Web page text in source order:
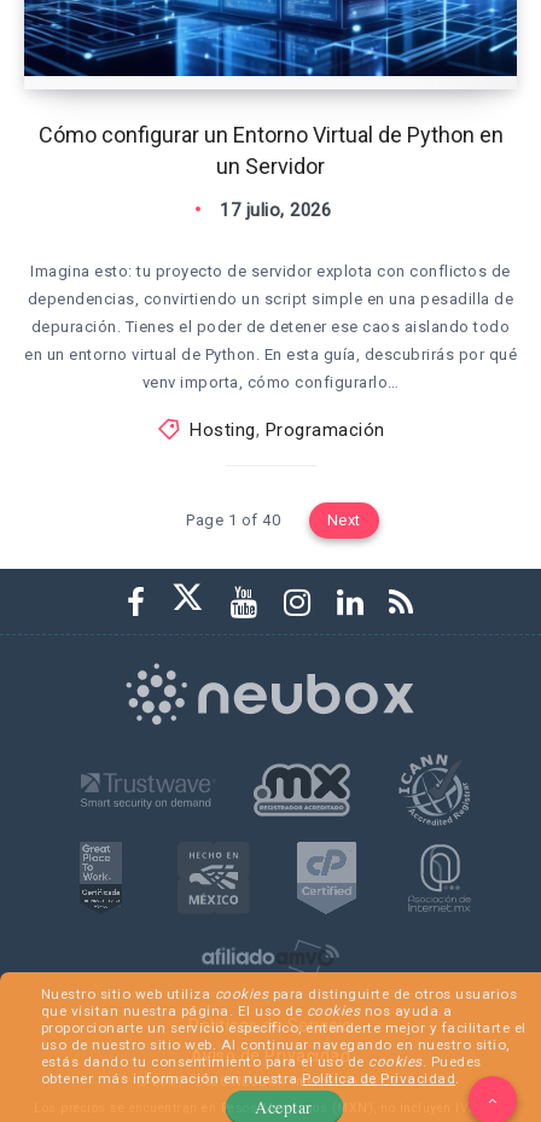
Cómo configurar un Entorno Virtual de Python en
un Servidor
17 julio, 2026
Imagina esto: tu proyecto de servidor explota con conflictos de
dependencias, convirtiendo un script simple en una pesadilla de
depuración. Tienes el poder de detener ese caos aislando todo
en un entorno virtual de Python. En esta guía, descubrirás por qué
venv importa, cómo configurarlo…
Hosting, Programación
Page 1 of 40 Next
Nuestro sitio web utiliza cookiespara distinguirte de otros usuarios
que visitan nuestra página. El uso de cookiesnos ayuda a
proporcionarte un servicio específico, entenderte mejor y facilitarte el
uso de nuestro sitio web. Al continuar navegando en nuestro sitio,
estás dando tu consentimiento para el uso de cookies. Puedes
obtener más información en nuestra Política de Privacidad.
Aceptar
Políticas de Servicio
Aviso de Privacidad
© 2004 -2026NEUBOX Internet SA de CV.
Los precios se encuentran en Pesos Mexicanos (MXN), no incluyen IVA y se